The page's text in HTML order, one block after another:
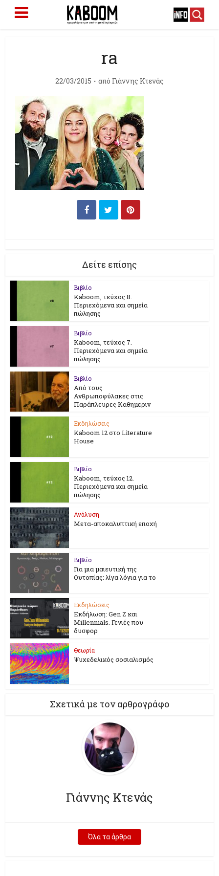
ra
22/03/2015 από Γιάννης Κτενάς
Δείτε επίσης
Βιβλίο
Kaboom, τεύχος 8:
Περιεχόμενα και σημεία
πώλησης
Βιβλίο
Kaboom, τεύχος 7.
Περιεχόμενα και σημεία
πώλησης
Βιβλίο
Από τους
Ανθρωποφύλακες στις
Παράπλευρες Καθημεριν
Εκδηλώσεις
Kaboom 12 στο Literature
House
Βιβλίο
Kaboom, τεύχος 12.
Περιεχόμενα και σημεία
πώλησης
Ανάλυση
Μετα-αποκαλυπτική εποχή
Βιβλίο
Για μια μαιευτική της
Ουτοπίας: λίγα λόγια για το
Εκδηλώσεις
Εκδήλωση: Gen Z και
Millennials. Γενιές που
δυσφορ
Θεωρία
Ψυχεδελικός σοσιαλισμός
Σχετικά με τον αρθρογράφο
Γιάννης Κτενάς
Όλα τα άρθρα